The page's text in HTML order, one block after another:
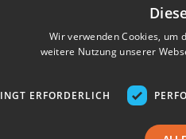
Über
Wir verwenden Cookies, um
weitere Nutzung unserer
ERFORDERLICH